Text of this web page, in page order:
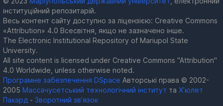
інституційний репозитарій.
Весь контент сайту доступно за ліцензією: Creative Commons
«Attribution» 4.0 Всесвітня, якщо не зазначено інше.
The Electronic Institutional Repository of Mariupol State
University.
All site content is licensed under Creative Commons "Attribution"
4.0 Worldwide, unless otherwise noted.
Програмне забезпечення DSpace Авторські права © 2002-
2005 Массачусетський технологічний інститут та Х’юлет
Пакард - Зворотний зв’язок